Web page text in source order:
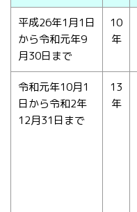
平成26年1月1日
から令和元年9
月30日まで
10
年
令和元年10月1
日から令和2年
12月31日まで
13
年